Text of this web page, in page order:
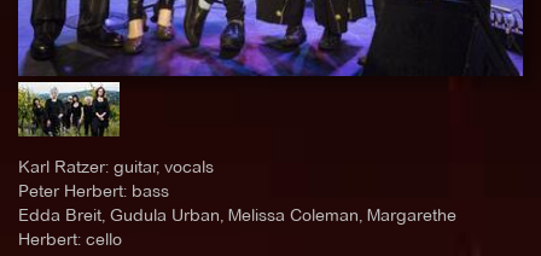
Karl Ratzer: guitar, vocals
Peter Herbert: bass
Edda Breit, Gudula Urban, Melissa Coleman, Margarethe
Herbert: cello